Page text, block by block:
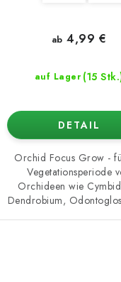
auf Lager (15
ab 4,99 €
DETAIL
Orchid Focus Grow -
Vegetationsperiode
Orchideen wie
Dendrobium,